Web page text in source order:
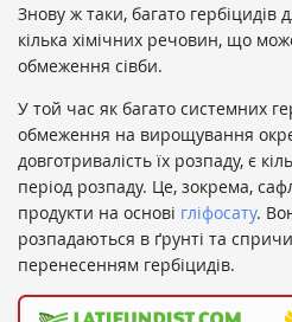
Знову ж таки, багато гербіцидів
кілька хімічних речовин, що
обмеження сівби.
У той час як багато системних
обмеження на вирощування
довготривалість їх розпаду, є
період розпаду. Це, зокрема,
продукти на основі гліфосату.
розпадаються в ґрунті та
перенесенням гербіцидів.